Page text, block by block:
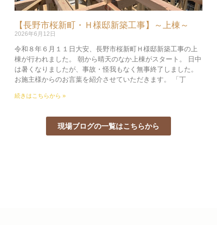
【長野市桜新町・Ｈ様邸新築工事】～上棟～
2026年6月12日
令和８年６月１１日大安、長野市桜新町Ｈ様邸新築工事の上
棟が行われました。 朝から晴天のなか上棟がスタート。 日中
は暑くなりましたが、事故・怪我もなく無事終了しました。
お施主様からのお言葉を紹介させていただきます。 「丁
続きはこちらから »
現場ブログの一覧はこちらから